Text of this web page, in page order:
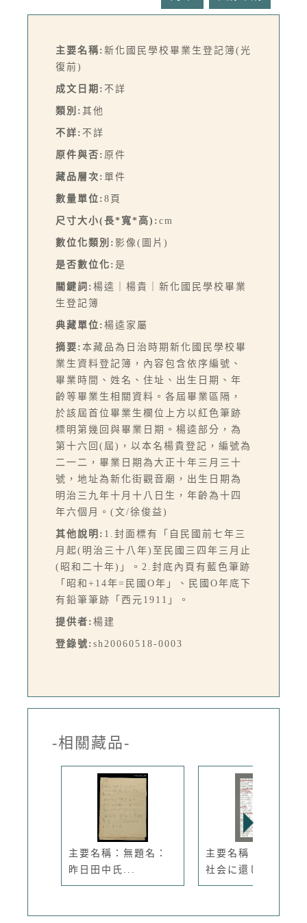
主要名稱: 新化國民學校畢業生登記簿(光
復前)
成文日期: 不詳
類別: 其他
不詳: 不詳
原件與否: 原件
藏品層次: 單件
數量單位: 8頁
尺寸大小(長*寬*高): cm
數位化類別: 影像(圖片)
是否數位化: 是
關鍵詞: 楊逵｜楊貴｜新化國民學校畢業
生登記簿
典藏單位: 楊逵家屬
摘要: 本藏品為日治時期新化國民學校畢
業生資料登記簿，內容包含依序編號、
畢業時間、姓名、住址、出生日期、年
齡等畢業生相關資料。各屆畢業區隔，
於該屆首位畢業生欄位上方以紅色筆跡
標明第幾回與畢業日期。楊逵部分，為
第十六回(屆)，以本名楊貴登記，編號為
二一二，畢業日期為大正十年三月三十
號，地址為新化街觀音廟，出生日期為
明治三九年十月十八日生，年齡為十四
年六個月。(文/徐俊益)
其他說明: 1.封面標有「自民國前七年三
月起(明治三十八年)至民國三四年三月止
(昭和二十年)」。2.封底內頁有藍色筆跡
「昭和+14年=民國O年」、民國O年底下
有鉛筆筆跡「西元1911」。
提供者: 楊建
登錄號: sh20060518-0003
-相關藏品-
主要名稱：無題名：
昨日田中氏...
主要名稱：無題名：
社会に還し...